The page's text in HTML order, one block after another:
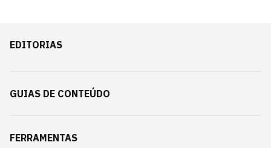
EDITORIAS
GUIAS DE CONTEÚDO
FERRAMENTAS